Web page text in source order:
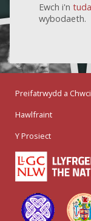
Ewch i'n
wybodaeth.
Preifatrwydd a
Hawlfraint
Y Prosiect